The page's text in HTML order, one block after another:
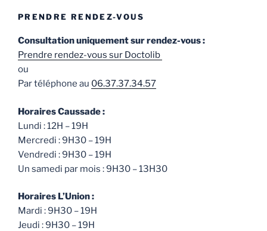
PRENDRE RENDEZ-VOUS
Consultation uniquement sur rendez-vous :
Prendre rendez-vous sur Doctolib
ou
Par téléphone au 06.37.37.34.57
Horaires Caussade :
Lundi : 12H – 19H
Mercredi : 9H30 – 19H
Vendredi : 9H30 – 19H
Un samedi par mois : 9H30 – 13H30
Horaires L’Union :
Mardi : 9H30 – 19H
Jeudi : 9H30 – 19H